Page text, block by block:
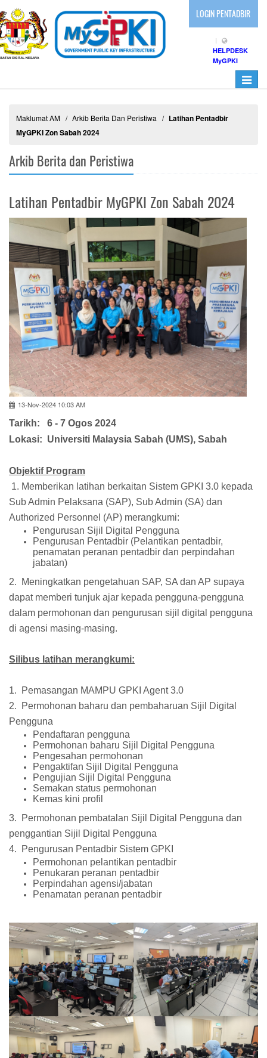
LOGIN PENTADBIR
HELPDESK
MyGPKI
Toggle
Maklumat AM Arkib Berita Dan Peristiwa
Latihan Pentadbir
MyGPKI Zon Sabah 2024
Arkib Berita dan Peristiwa
Latihan Pentadbir MyGPKI Zon Sabah 2024
13-Nov-2024 10:03 AM
Tarikh: 6 - 7 Ogos 2024
Lokasi: Universiti Malaysia Sabah (UMS), Sabah
Objektif Program
1. Memberikan latihan berkaitan Sistem GPKI 3.0 kepada
Sub Admin Pelaksana (SAP), Sub Admin (SA) dan
Authorized Personnel (AP) merangkumi:
Pengurusan Sijil Digital Pengguna
Pengurusan Pentadbir (Pelantikan pentadbir,
penamatan peranan pentadbir dan perpindahan
jabatan)
2. Meningkatkan pengetahuan SAP, SA dan AP supaya
dapat memberi tunjuk ajar kepada pengguna-pengguna
dalam permohonan dan pengurusan sijil digital pengguna
di agensi masing-masing.
Silibus latihan merangkumi:
1. Pemasangan MAMPU GPKI Agent 3.0
2. Permohonan baharu dan pembaharuan Sijil Digital
Pengguna
Pendaftaran pengguna
Permohonan baharu Sijil Digital Pengguna
Pengesahan permohonan
Pengaktifan Sijil Digital Pengguna
Pengujian Sijil Digital Pengguna
Semakan status permohonan
Kemas kini profil
3. Permohonan pembatalan Sijil Digital Pengguna dan
penggantian Sijil Digital Pengguna
4. Pengurusan Pentadbir Sistem GPKI
Permohonan pelantikan pentadbir
Penukaran peranan pentadbir
Perpindahan agensi/jabatan
Penamatan peranan pentadbir